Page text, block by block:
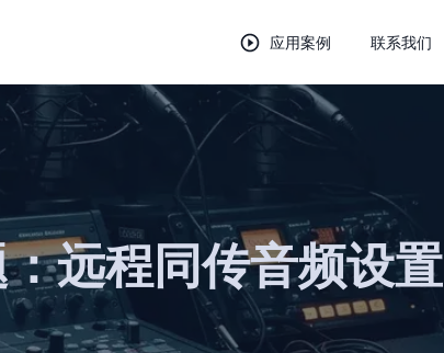
应用案例 联系我们
远程同传音频设置